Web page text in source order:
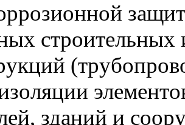
зданий и